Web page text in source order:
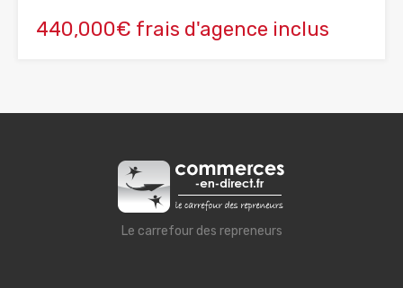
440,000€ frais d'agence inclus
Le carrefour des repreneurs